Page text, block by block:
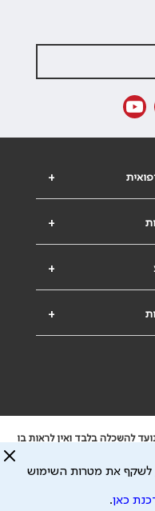
+
+
+
+
להשכלה בלבד ואין לראות בו
המתפרסם באתר זה ולכל נזק
מתן השרות וכי חלק ממנו עשוי
מדיניות הפרטיות
לשקף את מטרות השימוש
כאן.